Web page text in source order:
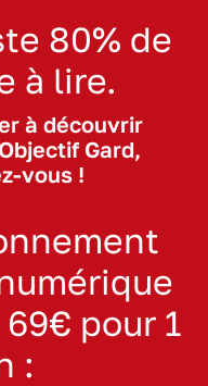
80% de
à lire.
à découvrir
Gard,
vous !
pour 1
: